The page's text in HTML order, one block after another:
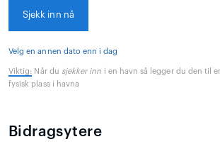
Sjekk inn nå
Velg en annen dato enn i dag
Viktig: Når du sjekker inn i en havn så legger du den til
fysisk plass i havna
Bidragsytere